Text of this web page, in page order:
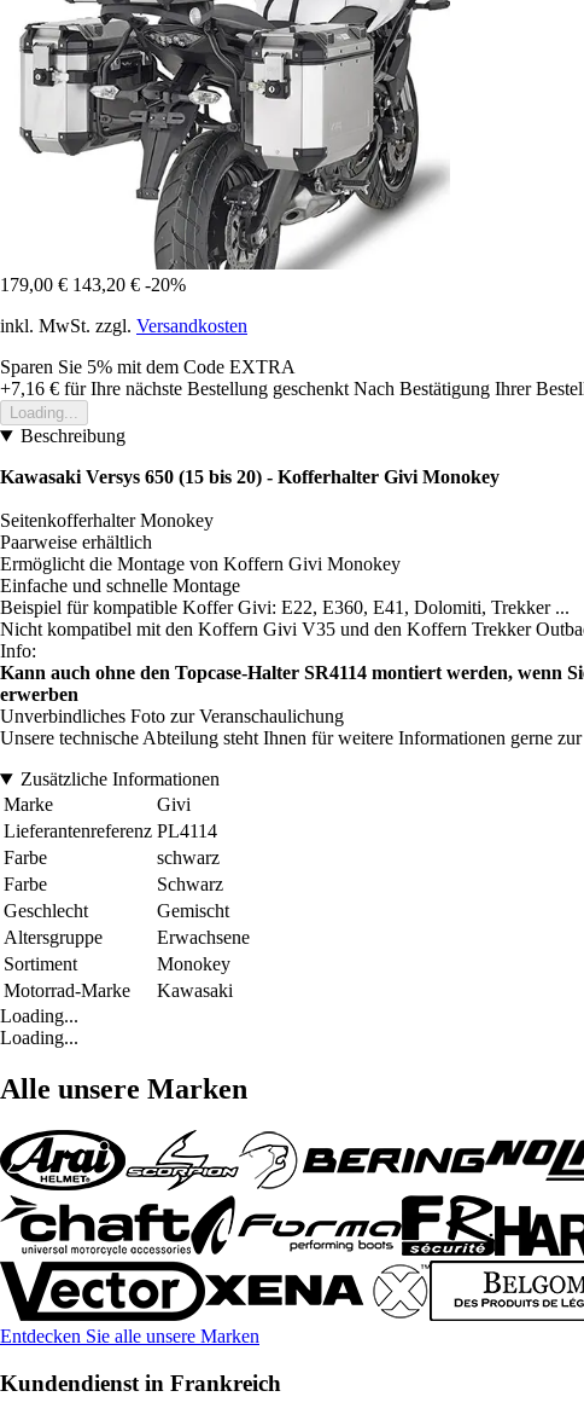
179,00 € 143,20 € -20%
inkl. MwSt. zzgl. Versandkosten
Sparen Sie 5% mit dem Code EXTRA
+7,16 € für Ihre nächste Bestellung geschenkt Nach Bestätigung Ihrer
Loading...
Beschreibung
Kawasaki Versys 650 (15 bis 20) - Kofferhalter Givi Monokey
Seitenkofferhalter Monokey
Paarweise erhältlich
Ermöglicht die Montage von Koffern Givi Monokey
Einfache und schnelle Montage
Beispiel für kompatible Koffer Givi: E22, E360, E41, Dolomiti, Trekker ...
Nicht kompatibel mit den Koffern Givi V35 und den Koffern Trekker
Info:
Kann auch ohne den Topcase-Halter SR4114 montiert werden, wenn
erwerben
Unverbindliches Foto zur Veranschaulichung
Unsere technische Abteilung steht Ihnen für weitere Informationen gerne
Zusätzliche Informationen
Marke
Givi
Lieferantenreferenz PL4114
Farbe
schwarz
Farbe
Schwarz
Geschlecht
Gemischt
Altersgruppe
Erwachsene
Sortiment
Monokey
Motorrad-Marke
Kawasaki
Loading...
Loading...
Alle unsere Marken
Entdecken Sie alle unsere Marken
Kundendienst in Frankreich